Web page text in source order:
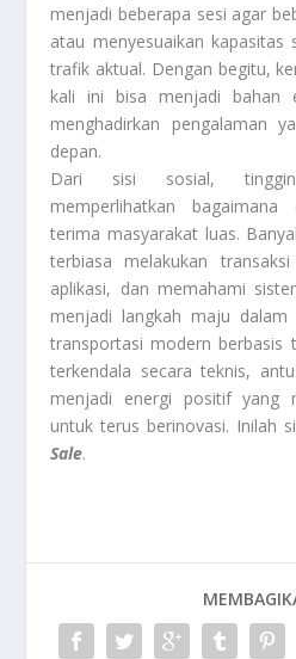
menjadi beberapa sesi agar
atau menyesuaikan kapasitas
trafik aktual. Dengan begitu,
kali ini bisa menjadi bahan
menghadirkan pengalaman
depan.
Dari sisi sosial,
memperlihatkan
terima masyarakat luas.
terbiasa melakukan
aplikasi, dan memahami
menjadi langkah maju dalam
transportasi modern berbasis
terkendala secara teknis,
menjadi energi positif yang
untuk terus berinovasi. Inilah
Sale.